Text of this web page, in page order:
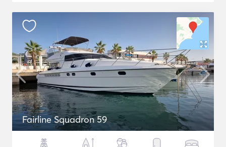
Fairline Squadron 59